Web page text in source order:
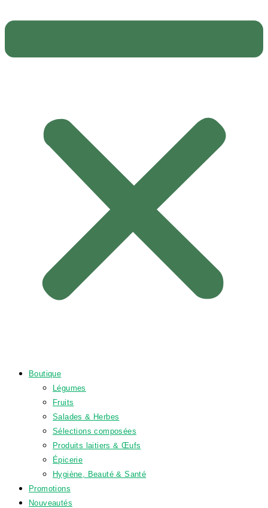
Boutique
Légumes
Fruits
Salades & Herbes
Sélections composées
Produits laitiers & Œufs
Épicerie
Hygiène, Beauté & Santé
Promotions
Nouveautés